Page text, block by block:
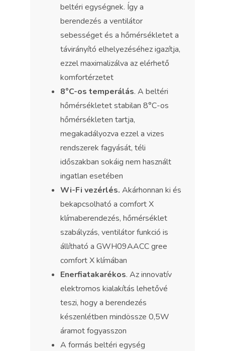
beltéri egységnek. Így a
berendezés a ventilátor
sebességet és a hőmérsékletet a
távirányító elhelyezéséhez igazítja,
ezzel maximalizálva az elérhető
komfortérzetet
8°C-os temperálás. A beltéri
hőmérsékletet stabilan 8°C-os
hőmérsékleten tartja,
megakadályozva ezzel a vizes
rendszerek fagyását, téli
időszakban sokáig nem használt
ingatlan esetében
Wi-Fi vezérlés. Akárhonnan ki és
bekapcsolható a comfort X
klímaberendezés, hőmérséklet
szabályzás, ventilátor funkció is
állítható a GWH09AACC gree
comfort X klímában
Enerfiatakarékos. Az innovatív
elektromos kialakítás lehetővé
teszi, hogy a berendezés
készenlétben mindössze 0,5W
áramot fogyasszon
A formás beltéri egység